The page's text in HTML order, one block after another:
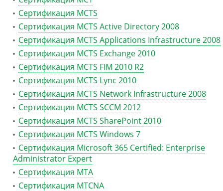
Сертификация MCTS
Сертификация MCTS Active Directory 2008
Сертификация MCTS Applications Infrastructure 2008
Сертификация MCTS Exchange 2010
Сертификация MCTS FIM 2010 R2
Сертификация MCTS Lync 2010
Сертификация MCTS Network Infrastructure 2008
Сертификация MCTS SCCM 2012
Сертификация MCTS SharePoint 2010
Сертификация MCTS Windows 7
Сертификация Microsoft 365 Certified: Enterprise
Administrator Expert
Сертификация MTA
Сертификация MTCNA